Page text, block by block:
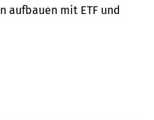
aufbauen mit ETF und